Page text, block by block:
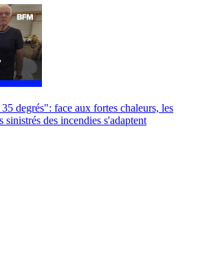
degrés": face aux fortes chaleurs, les
sinistrés des incendies s'adaptent